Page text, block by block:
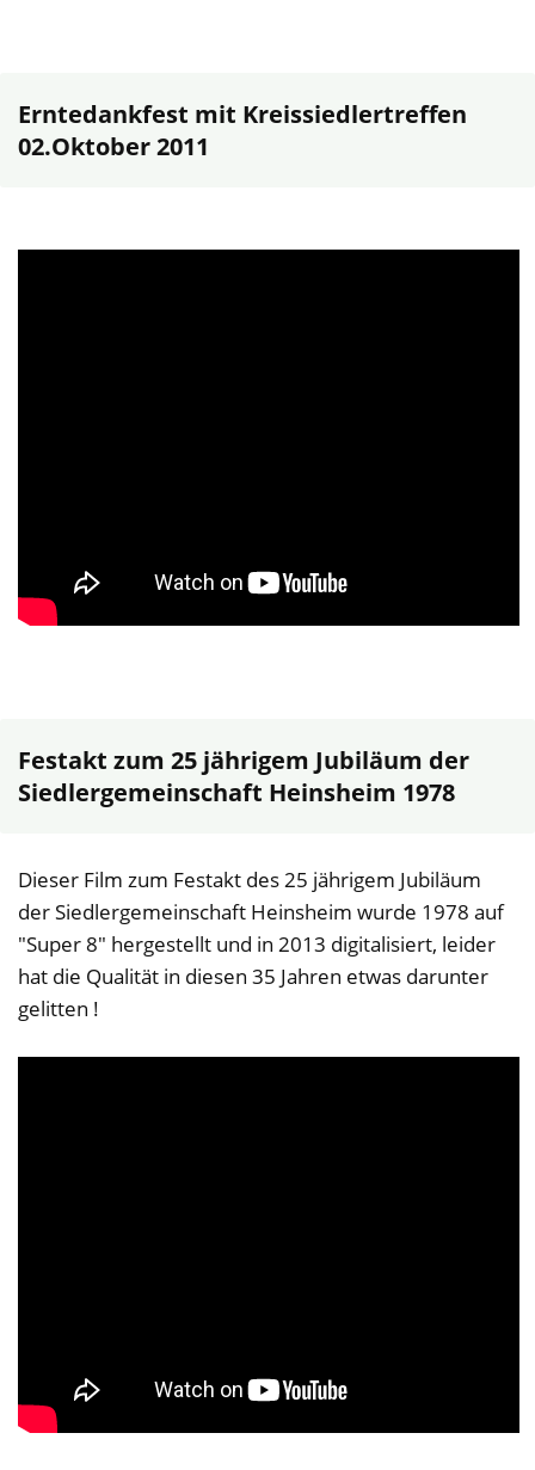
Erntedankfest mit Kreissiedlertreffen
02.Oktober 2011
Festakt zum 25 jährigem Jubiläum der
Siedlergemeinschaft Heinsheim 1978
Dieser Film zum Festakt des 25 jährigem Jubiläum
der Siedlergemeinschaft Heinsheim wurde 1978 auf
"Super 8" hergestellt und in 2013 digitalisiert, leider
hat die Qualität in diesen 35 Jahren etwas darunter
gelitten !